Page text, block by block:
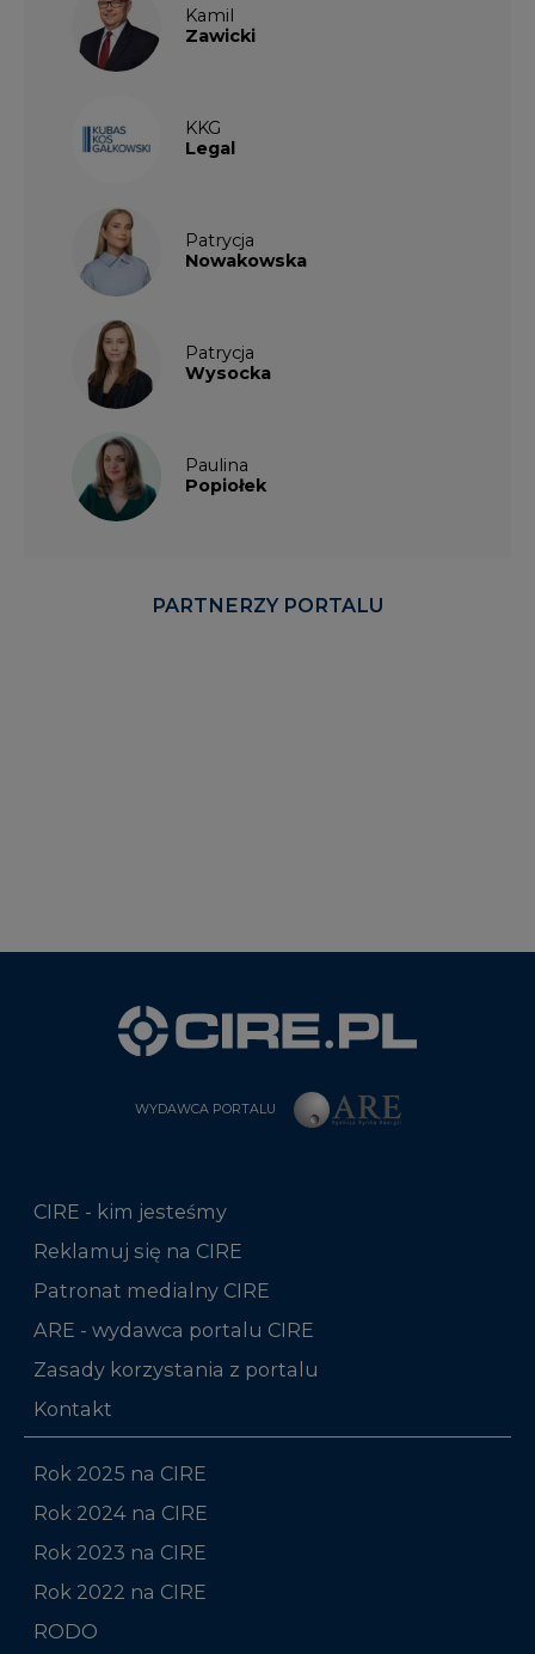
Kamil
Zawicki
KKG
Legal
Patrycja
Nowakowska
Patrycja
Wysocka
Paulina
Popiołek
PARTNERZY PORTALU
WYDAWCA PORTALU
CIRE - kim jesteśmy
Reklamuj się na CIRE
Patronat medialny CIRE
ARE - wydawca portalu CIRE
Zasady korzystania z portalu
Kontakt
Rok 2025 na CIRE
Rok 2024 na CIRE
Rok 2023 na CIRE
Rok 2022 na CIRE
RODO